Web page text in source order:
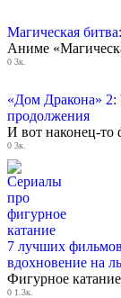
Магическая
Аниме
0 3к.
«Дом Дракона» 2:
продолжения
И вот наконец-то
0 3к.
7 лучших
вдохновение на
Фигурное
0 1.3к.